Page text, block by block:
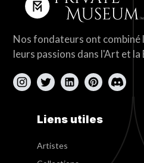
Nos fondateurs ont combiné
leurs passions dans l'Art et la
Liens utiles
Artistes